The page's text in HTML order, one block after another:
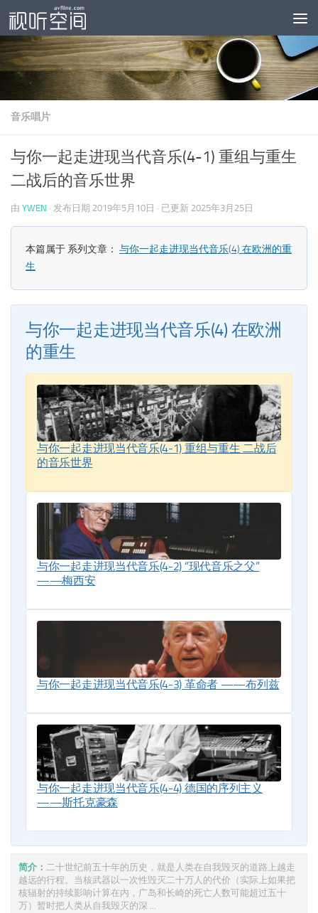
跳至内容
音乐唱片
与你一起走进现当代音乐(4-1) 重组与重生
二战后的音乐世界
由 YWEN · 发布日期 2019年5月10日 · 已更新 2025年3月25日
本篇属于 系列文章： 与你一起走进现当代音乐(4) 在欧洲的重
生
与你一起走进现当代音乐(4) 在欧洲
的重生
与你一起走进现当代音乐(4-1) 重组与重生 二战后
的音乐世界
与你一起走进现当代音乐(4-2) “现代音乐之父”
——梅西安
与你一起走进现当代音乐(4-3) 革命者 ——布列兹
与你一起走进现当代音乐(4-4) 德国的序列主义
——斯托克豪森
简介： 二十世纪前五十年的历史，就是人类在自我毁灭的道路上越走
越远的行程。当核武器以一次性毁灭二十万人的代价（实际上如果把
核辐射的持续影响计算在内，广岛和长崎的死亡人数可能超过五十
万）暂时把人类从自我毁灭的深 ...